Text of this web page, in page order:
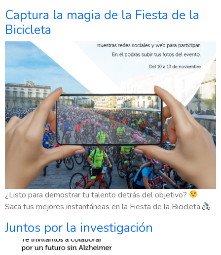
Captura la magia de la Fiesta de la
Bicicleta
¿Listo para demostrar tu talento detrás del objetivo?
Saca tus mejores instantáneas en la Fiesta de la Bicicleta.
Juntos por la investigación